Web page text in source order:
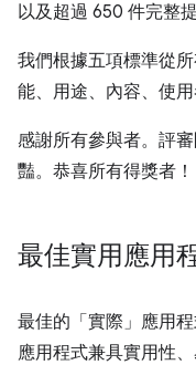
以及超過 650 件完整提
我們根據五項標準從
能、用途、內容、使用
感謝所有參與者。評
豔。恭喜所有得獎者！
最佳實用應用
最佳的「實際」應用
應用程式兼具實用性